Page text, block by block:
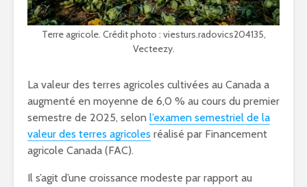
Terre agricole. Crédit photo : viesturs.radovics204135,
Vecteezy.
La valeur des terres agricoles cultivées au Canada a
augmenté en moyenne de 6,0 % au cours du premier
semestre de 2025, selon l’examen semestriel de la
valeur des terres agricoles réalisé par Financement
agricole Canada (FAC).
Il s’agit d’une croissance modeste par rapport au